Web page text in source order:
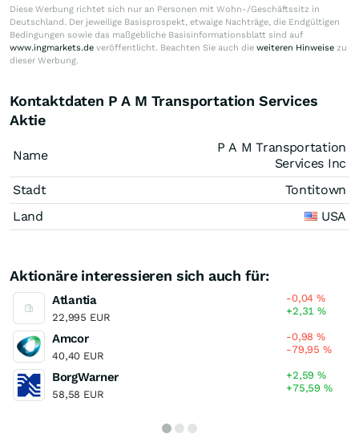
Diese Werbung richtet sich nur an Personen mit Wohn-/Geschäftssitz in
Deutschland. Der jeweilige Basisprospekt, etwaige Nachträge, die Endgültigen
Bedingungen sowie das maßgebliche Basisinformationsblatt sind auf
www.ingmarkets.de veröffentlicht. Beachten Sie auch die weiteren Hinweise zu
dieser Werbung.
Kontaktdaten P A M Transportation Services
Aktie
Name
P A M Transportation
Services Inc
Stadt
Tontitown
Land
USA
Aktionäre interessieren sich auch für:
Atlantia
22,995 EUR
-0,04%
+2,31%
Amcor
40,40 EUR
-0,98%
-79,95%
BorgWarner
58,58 EUR
+2,59%
+75,59%